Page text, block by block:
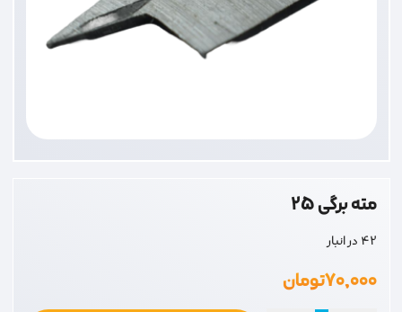
مته برگی 25
42 در انبار
۷۰,۰۰۰تومان